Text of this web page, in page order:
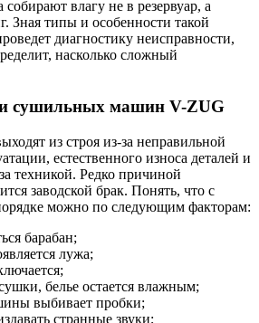
влагу не в резервуар, а
Зная типы и особенности такой
диагностику неисправности,
насколько сложный
сушильных машин V-ZUG
из строя из-за неправильной
естественного износа деталей и
техникой. Редко причиной
заводской брак. Понять, что с
можно по следующим факторам:
барабан;
лужа;
белье остается влажным;
выбивает пробки;
странные звуки;